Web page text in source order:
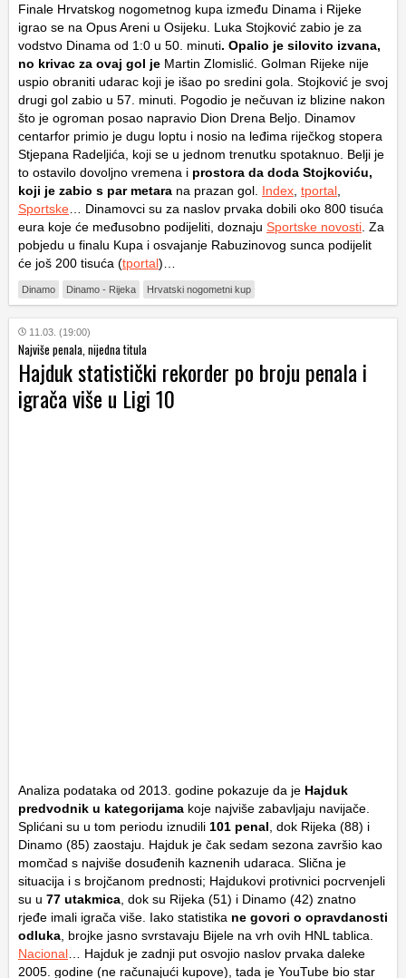
Finale Hrvatskog nogometnog kupa između Dinama i Rijeke
igrao se na Opus Areni u Osijeku. Luka Stojković zabio je za
vodstvo Dinama od 1:0 u 50. minuti. Opalio je silovito izvana,
no krivac za ovaj gol je Martin Zlomislić. Golman Rijeke nije
uspio obraniti udarac koji je išao po sredini gola. Stojković je svoj
drugi gol zabio u 57. minuti. Pogodio je nečuvan iz blizine nakon
što je ogroman posao napravio Dion Drena Beljo. Dinamov
centarfor primio je dugu loptu i nosio na leđima riječkog stopera
Stjepana Radeljića, koji se u jednom trenutku spotaknuo. Belji je
to ostavilo dovoljno vremena i prostora da doda Stojkoviću,
koji je zabio s par metara na prazan gol. Index tportal
Sportske … Dinamovci su za naslov prvaka dobili oko 800 tisuća
eura koje će međusobno podijeliti, doznaju Sportske novosti . Za
pobjedu u finalu Kupa i osvajanje Rabuzinovog sunca podijelit
će još 200 tisuća (tportal)…
Dinamo Dinamo - Rijeka Hrvatski nogometni kup
11.03. (19:00)
Najviše penala, nijedna titula
Hajduk statistički rekorder po broju penala i
igrača više u Ligi 10
Analiza podataka od 2013. godine pokazuje da je Hajduk
predvodnik u kategorijama koje najviše zabavljaju navijače.
Splićani su u tom periodu iznudili 101 penal , dok Rijeka (88) i
Dinamo (85) zaostaju. Hajduk je čak sedam sezona završio kao
momčad s najviše dosuđenih kaznenih udaraca. Slična je
situacija i s brojčanom prednosti; Hajdukovi protivnici pocrvenjeli
su u 77 utakmica , dok su Rijeka (51) i Dinamo (42) znatno
rjeđe imali igrača više. Iako statistika ne govori o opravdanosti
odluka , brojke jasno svrstavaju Bijele na vrh ovih HNL tablica.
Nacional … Hajduk je zadnji put osvojio naslov prvaka daleke
2005. godine (ne računajući kupove), tada je YouTube bio star